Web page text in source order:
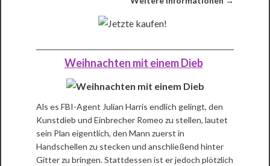
Weihnachten mit einem Dieb
Als es FBI-Agent Julian Harris endlich gelingt, den
Kunstdieb und Einbrecher Romeo zu stellen, lautet
sein Plan eigentlich, den Mann zuerst in
Handschellen zu stecken und anschließend hinter
Gitter zu bringen. Stattdessen ist er jedoch plötzlich